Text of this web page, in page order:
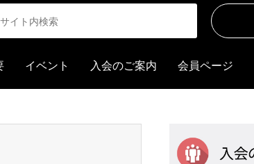
イベント 入会のご案内 会員ページ